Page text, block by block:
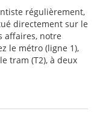
régulièrement,
directement sur le
affaires, notre
le métro (ligne 1),
tram (T2), à deux